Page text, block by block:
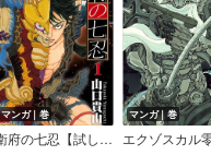
マンガ｜巻
衛府の七忍【試し読み増量版】
マンガ｜巻
エクゾスカル